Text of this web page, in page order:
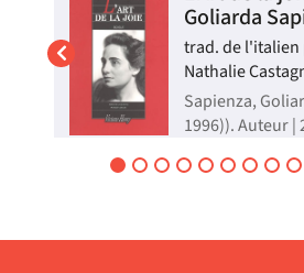
Goliarda
trad. de l'italien
Nathalie
Sapienza,
1996)). Auteur |
Modesta naît en
1er janvier 1900.